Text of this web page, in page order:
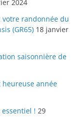
2024
votre randonnée du
(GR65) 18 janvier
saisonnière de
heureuse année
! 29